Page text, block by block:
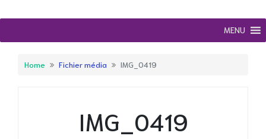
MENU
Home Fichier média IMG_0419
IMG_0419